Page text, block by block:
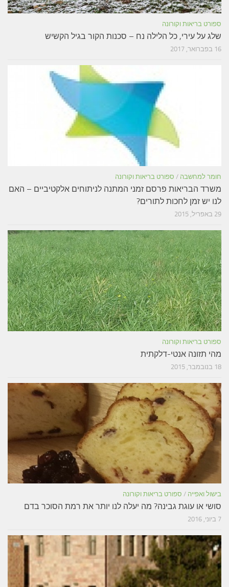
ספורט בריאות וקורונה
שלג על עירי, כל הלילה נח – סכנות הקור בגיל הקשיש
16 בפברואר, 2017
חומר למחשבה / ספורט בריאות וקורונה
משרד הבריאות פרסם זמני המתנה לניתוחים אלקטיביים – האם
לנו יש זמן לחכות לתורים?
29 באפריל, 2015
ספורט בריאות וקורונה
מהי תזונה אנטי-דלקתית
18 בנובמבר, 2015
בישול ואפייה / ספורט בריאות וקורונה
סושי או עוגת גבינה? מה יעלה לנו יותר את רמת הסוכר בדם
7 ביוני, 2016